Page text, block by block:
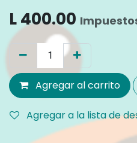
L400.00
Agregar al carrito
Agregar a la lista de